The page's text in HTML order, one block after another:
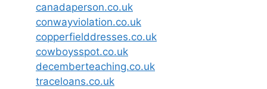
canadaperson.co.uk
conwayviolation.co.uk
copperfielddresses.co.uk
cowboysspot.co.uk
decemberteaching.co.uk
traceloans.co.uk